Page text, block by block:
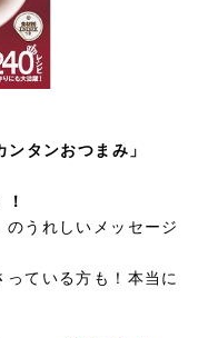
ンタンおつまみ」
うれしいメッセージ
ている方も！本当に